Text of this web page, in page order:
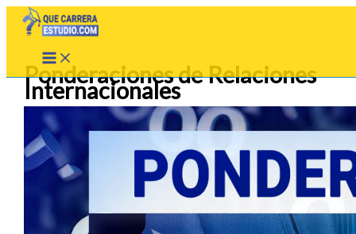
Ponderaciones de Relaciones
Internacionales